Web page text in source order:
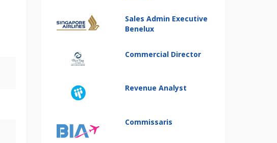
Sales Admin Executive
Benelux
Commercial Director
Revenue Analyst
Commissaris